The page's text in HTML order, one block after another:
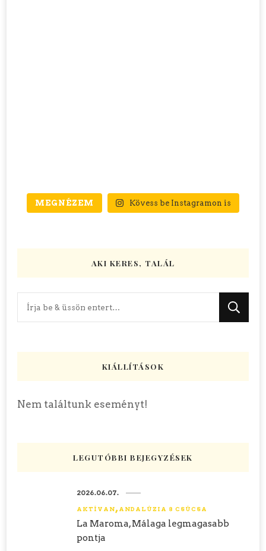
MEGNÉZEM Kövess be Instagramon is
AKI KERES, TALÁL
Keres
KIÁLLÍTÁSOK
Nem találtunk eseményt!
LEGUTÓBBI BEJEGYZÉSEK
AKTÍVAN ANDALÚZIA 8 CSÚCSA
La Maroma, Málaga legmagasabb
pontja
2026.06.07.